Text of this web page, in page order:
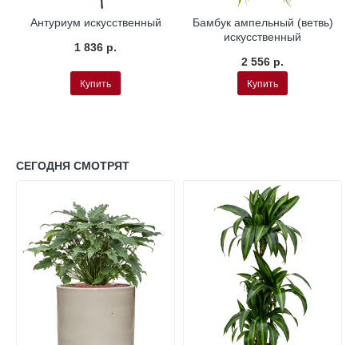
Антуриум искусственный
1 836 р.
Купить
Бамбук ампельный (ветвь)
искусственный
2 556 р.
Купить
СЕГОДНЯ СМОТРЯТ